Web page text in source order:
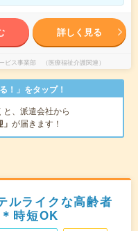
詳しく見る
ス事業部 （医療福祉介護関連）
！」をタップ！
と、派遣会社から
が届きます！
ルライクな高齢者
時短OK